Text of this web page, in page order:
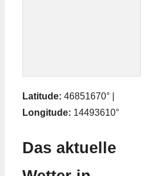
Latitude: 46851670° |
Longitude: 14493610°
Das aktuelle